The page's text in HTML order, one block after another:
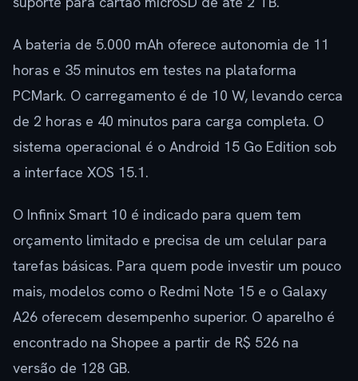
A bateria de 5.000 mAh oferece autonomia de 11
horas e 35 minutos em testes na plataforma
PCMark. O carregamento é de 10 W, levando cerca
de 2 horas e 40 minutos para carga completa. O
sistema operacional é o Android 15 Go Edition sob
a interface XOS 15.1.
O Infinix Smart 10 é indicado para quem tem
orçamento limitado e precisa de um celular para
tarefas básicas. Para quem pode investir um pouco
mais, modelos como o Redmi Note 15 e o Galaxy
A26 oferecem desempenho superior. O aparelho é
encontrado na Shopee a partir de R$ 526 na
versão de 128 GB.